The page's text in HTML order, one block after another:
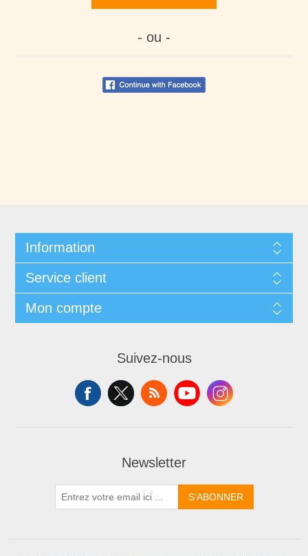
- ou -
Information
Service client
Mon compte
Suivez-nous
Newsletter
S'ABONNER